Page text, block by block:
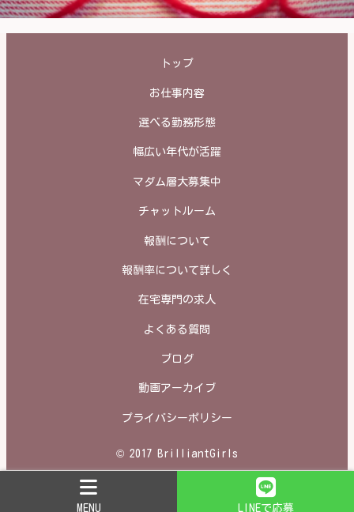
トップ
お仕事内容
選べる勤務形態
幅広い年代が活躍
マダム層大募集中
チャットルーム
報酬について
報酬率について詳しく
在宅専門の求人
よくある質問
ブログ
動画アーカイブ
プライバシーポリシー
© 2017 BrilliantGirls
MENU LINEで応募